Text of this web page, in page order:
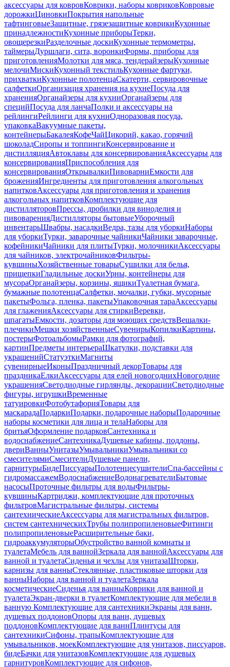
аксессуары для ковровКоврики, наборы ковриковКовровые
дорожкиЦиновкиПокрытия напольные
тафтинговыеЗащитные, грязезащитные коврикиКухонные
принадлежностиКухонные приборыТерки,
овощерезкиРазделочные доскиКухонные термометры,
таймерыДуршлаги, сита, воронкиФормы, приборы для
приготовленияМолотки для мяса, тендерайзерыКухонные
мелочиМискиКухонный текстильКухонные фартуки,
прихваткиКухонные полотенцаСкатерти, сервировочные
салфеткиОрганизация хранения на кухнеПосуда для
храненияОрганайзеры для кухниОрганайзеры для
специйПосуда для ланчаПолки и аксессуары на
рейлингиРейлинги для кухниОдноразовая посуда,
упаковкаВакуумные пакеты,
контейнерыБакалеяКофеЧайЦикорий, какао, горячий
шоколадСиропы и топпингиКонсервирование и
дистилляцияАвтоклавы для консервированияАксессуары для
консервированияПриспособления для
консервированияОткрывалкиПивоварниЕмкости для
броженияИнгредиенты для приготовления алкогольных
напитковАксессуары для приготовления и хранения
алкогольных напитковКомплектующие для
дистилляторовПрессы, дробилки для виноделия и
пивоваренияДистилляторы бытовыеУборочный
инвентарьШвабры, насадкиВедра, тазы для уборкиНаборы
для уборкиТурки, заварочные чайникиЧайники заварочные,
кофейникиЧайники для плитыТурки, молочникиАксессуары
для чайников, электрочайниковФильтры-
кувшиныХозяйственные товарыСушилки для белья,
прищепкиГладильные доскиУрны, контейнеры для
мусораОрганайзеры, корзины, ящикиТуалетная бумага,
бумажные полотенцаСалфетки, мочалки, губки, мусорные
пакетыФольга, пленка, пакетыУпаковочная тараАксессуары
для глаженияАксессуары для стиркиВеревки,
шпагатыЕмкости, дозаторы для моющих средствВешалки-
плечикиМешки хозяйственныеСувенирыКопилкиКартины,
постерыФотоальбомыРамки для фотографий,
картинПредметы интерьераШкатулки, подставки для
украшенийСтатуэткиМагниты
сувенирныеИконыПраздничный декорТовары для
праздникаЕлкиАксессуары для елей новогоднихНовогодние
украшенияСветодиодные гирлянды, декорацииСветодиодные
фигуры, игрушкиВременные
татуировкиФотобутафорияТовары для
маскарадаПодаркиПодарки, подарочные наборыПодарочные
наборы косметики для лица и телаНаборы для
бритьяОформление подарковСантехника и
водоснабжениеСантехникаДушевые кабины, поддоны,
двериВанныУнитазыУмывальникиУмывальники со
смесителямиСмесителиДушевые панели,
гарнитурыБидеПиссуарыПолотенцесушителиСпа-бассейны с
гидромассажемВодоснабжениеВодонагревателиБытовые
насосыПроточные фильтры для водыФильтры-
кувшиныКартриджи, комплектующие для проточных
фильтровМагистральные фильтры, системы
сантехническиеАксессуары для магистральных фильтров,
систем сантехническихТрубы полипропиленовыеФитинги
полипропиленовыеРасширительные баки,
гидроаккумуляторыОбустройство ванной комнаты и
туалетаМебель для ваннойЗеркала для ваннойАксессуары для
ванной и туалетаСиденья и чехлы для унитазаШторки,
карнизы для ванныСтеклянные, пластиковые шторки для
ванныНаборы для ванной и туалетаЗеркала
косметическиеСиденья для ванныКоврики для ванной и
туалетаЭкран-дверки в туалетКомплектующие для мебели в
ванную Комплектующие для сантехникиЭкраны для ванн,
душевых поддоновОпоры для ванн, душевых
поддоновКомплектующие для ваннПлинтусы для
сантехникиСифоны, трапыКомплектующие для
умывальников, моекКомплектующие для унитазов, писсуаров,
бидеБачки для унитазовКомплектующие для душевых
гарнитуровКомплектующие для сифонов,